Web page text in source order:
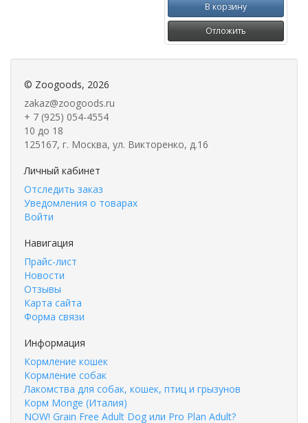
В корзину
Отложить
© Zoogoods, 2026
zakaz@zoogoods.ru
+ 7 (925) 054-4554
10 до 18
125167, г. Москва, ул. Викторенко, д.16
Личный кабинет
Отследить заказ
Уведомления о товарах
Войти
Навигация
Прайс-лист
Новости
Отзывы
Карта сайта
Форма связи
Информация
Кормление кошек
Кормление собак
Лакомства для собак, кошек, птиц и грызунов
Корм Monge (Италия)
NOW! Grain Free Adult Dog или Pro Plan Adult?